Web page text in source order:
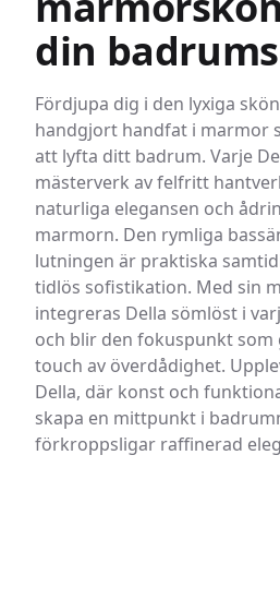
poleringsprodukter av bästa kvalitet
VÄTSKOR: Vätskor som finns kvar på
ämnen, t.ex. citronsaft, vin, kaffe,
omedelbart upp spill för att undvika
VÄRME: Marmor är värmetåligt,
använder ett underlägg för att
stekpannor eller fläckar.
RENGÖRING: Använd ett milt
naturlig tvål och varmt vatten för att
blekmedel eller starka
SEALING: Vi rekommenderar att du
vartannat år.
FLÄCKOR: Precis som andra
poröst och kan fläckas. Torka upp
undvika fläckar.
REPOR: Marmor kan repas. Använd
bordstabletter för att skydda ytan
din
Fördjupa dig i den lyxiga
handgjort handfat i marmor
att lyfta ditt badrum. Varje
mästerverk av felfritt
naturliga elegansen och
marmorn. Den rymliga
lutningen är praktiska
tidlös sofistikation. Med sin
integreras Della sömlöst i
och blir den fokuspunkt
touch av överdådighet.
Della, där konst och
skapa en mittpunkt i
förkroppsligar raffinerad